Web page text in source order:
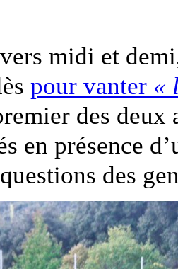
midi et
pour vanter «
des deux
en présence
des